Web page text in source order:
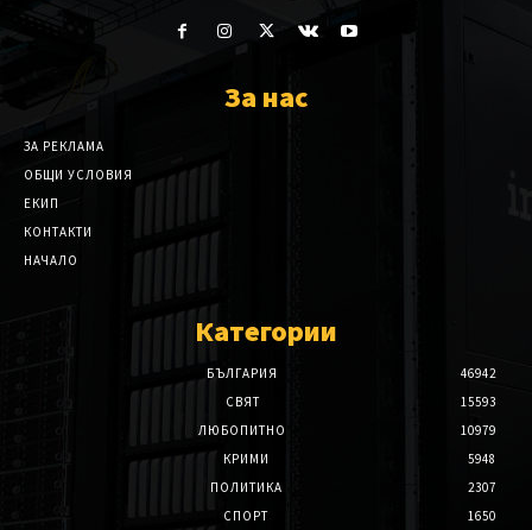
За нас
ЗА РЕКЛАМА
ОБЩИ УСЛОВИЯ
ЕКИП
КОНТАКТИ
НАЧАЛО
Категории
БЪЛГАРИЯ
46942
СВЯТ
15593
ЛЮБОПИТНО
10979
КРИМИ
5948
ПОЛИТИКА
2307
СПОРТ
1650